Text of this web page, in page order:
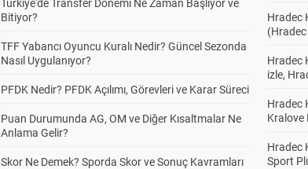
Türkiye'de Transfer Dönemi Ne Zaman Başlıyor ve
Bitiyor?
TFF Yabancı Oyuncu Kuralı Nedir? Güncel Sezonda
Nasıl Uygulanıyor?
PFDK Nedir? PFDK Açılımı, Görevleri ve Karar Süreci
Puan Durumunda AG, OM ve Diğer Kısaltmalar Ne
Anlama Gelir?
Skor Ne Demek? Sporda Skor ve Sonuç Kavramları
Hradec
Hradec
izle,
Hradec
Kralove
Hradec
Sport